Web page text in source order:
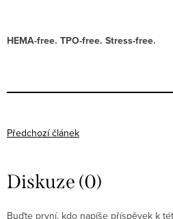
HEMA-free. TPO-free. Stress-free.
Předchozí článek
Diskuze (0)
Buďte první, kdo napíše příspěvek k